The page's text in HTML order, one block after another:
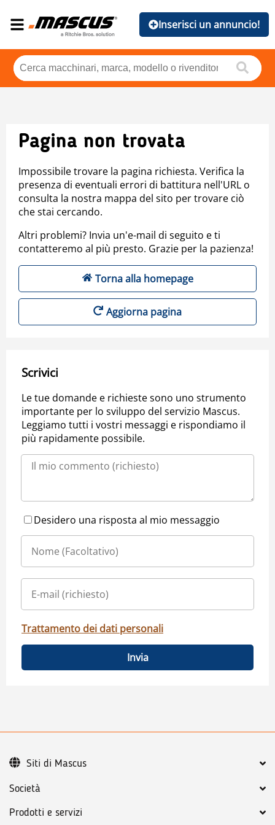
Inserisci un annuncio!
Pagina non trovata
Impossibile trovare la pagina richiesta. Verifica la
presenza di eventuali errori di battitura nell'URL o
consulta la nostra mappa del sito per trovare ciò
che stai cercando.
Altri problemi? Invia un'e-mail di seguito e ti
contatteremo al più presto. Grazie per la pazienza!
Torna alla homepage
Aggiorna pagina
Scrivici
Le tue domande e richieste sono uno strumento
importante per lo sviluppo del servizio Mascus.
Leggiamo tutti i vostri messaggi e rispondiamo il
più rapidamente possibile.
Desidero una risposta al mio messaggio
Trattamento dei dati personali
Invia
Società
Prodotti e servizi
Siti di Mascus